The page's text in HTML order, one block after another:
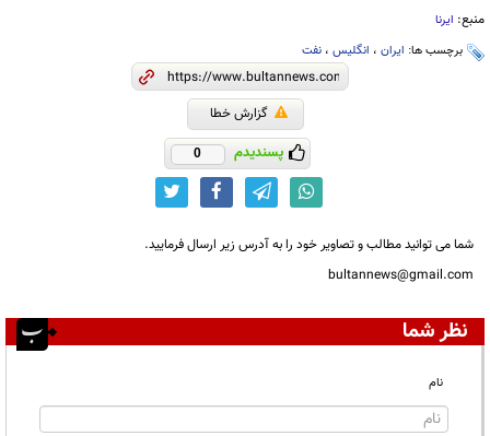
منبع: ایرنا
برچسب ها: ایران ، انگلیس ، نفت
گزارش خطا
پسندیدم 0
شما می توانید مطالب و تصاویر خود را به آدرس زیر ارسال فرمایید.
bultannews@gmail.com
نظر شما
نام